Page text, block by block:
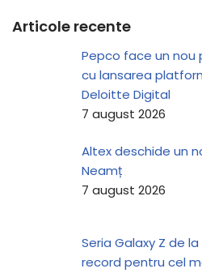
Articole recente
Pepco face un
cu lansarea
Deloitte Digital
7 august 2026
Altex deschide un
Neamț
7 august 2026
Seria Galaxy Z de
record pentru cel